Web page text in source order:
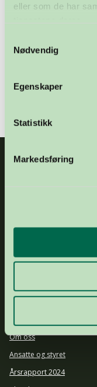
eller som de har
Nødvendig
Egenskaper
Statistikk
Markedsføring
TELEFON +47 21 04 34 00
GAVEKONTO 1503 43
Om oss
Ansatte og styret
Årsrapport 2024